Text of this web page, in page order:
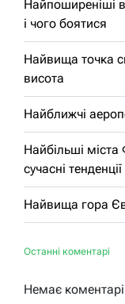
Найпоширеніші
і чого боятися
Найвища точка
висота
Найближчі
Найбільші міста
сучасні тенденції
Найвища гора
Останні коментарі
Немає